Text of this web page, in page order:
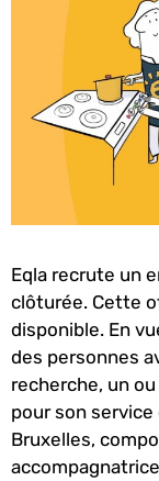
Eqla recrute un
clôturée. Cette
disponible. En
des personnes
recherche, un
pour son service
Bruxelles,